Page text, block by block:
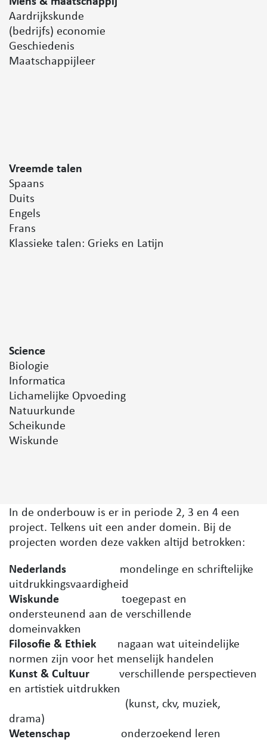
Aardrijkskunde
(bedrijfs) economie
Geschiedenis
Maatschappijleer
Vreemde talen
Spaans
Duits
Engels
Frans
Klassieke talen: Grieks en Latijn
Science
Biologie
Informatica
Lichamelijke Opvoeding
Natuurkunde
Scheikunde
Wiskunde
In de onderbouw is er in periode 2, 3 en 4 een
project. Telkens uit een ander domein. Bij de
projecten worden deze vakken altijd betrokken:
Nederlands mondelinge en schriftelijke
uitdrukkingsvaardigheid
Wiskunde toegepast en
ondersteunend aan de verschillende
domeinvakken
Filosofie & Ethiek nagaan wat uiteindelijke
normen zijn voor het menselijk handelen
Kunst & Cultuur verschillende perspectieven
en artistiek uitdrukken
(kunst, ckv, muziek,
drama)
Wetenschap
onderzoekend leren